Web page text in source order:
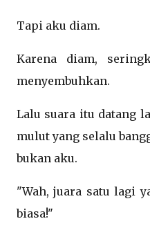
Tapi aku diam.
Karena diam,
menyembuhkan.
Lalu suara itu datang
mulut yang selalu
bukan aku.
"Wah, juara satu lagi
biasa!"